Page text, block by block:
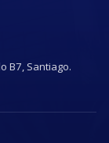
B7, Santiago.